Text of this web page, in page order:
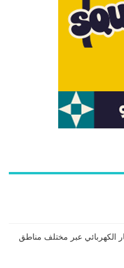
التيار الكهربائي عبر مختلف مناطق